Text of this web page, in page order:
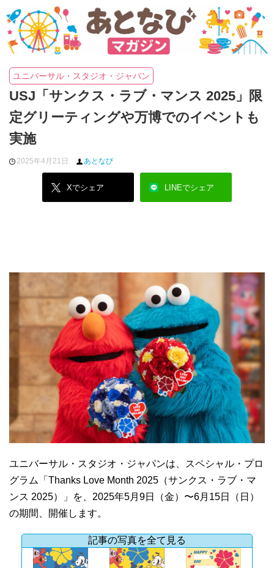
ユニバーサル・スタジオ・ジャパン
USJ「サンクス・ラブ・マンス 2025」限
定グリーティングや万博でのイベントも
実施
2025年4月21日 あとなび
Xでシェア LINEでシェア
ユニバーサル・スタジオ・ジャパンは、スペシャル・プロ
グラム「Thanks Love Month 2025（サンクス・ラブ・マ
ンス 2025）」を、2025年5月9日（金）〜6月15日（日）
の期間、開催します。
記事の写真を全て見る